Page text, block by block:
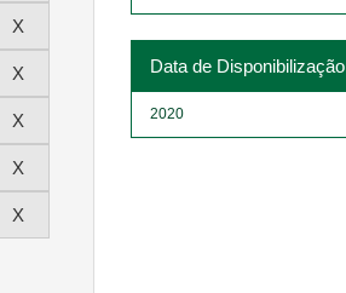
Data de Disponibilização
2020